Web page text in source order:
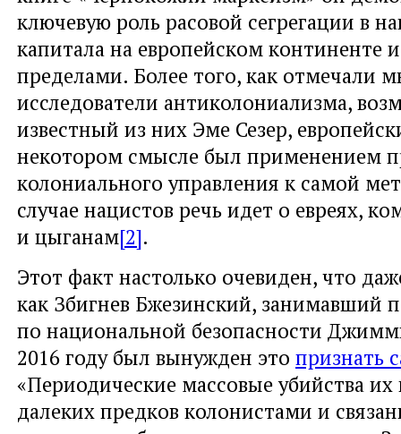
ключевую роль расовой сегрегации в
капитала на европейском континенте и
пределами. Более того, как отмечали
исследователи антиколониализма,
известный из них Эме Сезер,
некотором смысле был применением
колониального управления к самой
случае нацистов речь идет о евреях,
и цыганам[2].
Этот факт настолько очевиден, что
как Збигнев Бжезинский, занимавший
по национальной безопасности
2016 году был вынужден это признать
«Периодические массовые убийства их
далеких предков колонистами и